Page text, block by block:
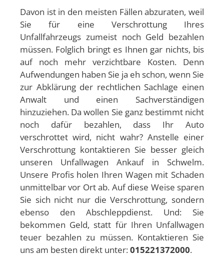
Davon ist in den meisten Fällen abzuraten, weil
Sie für eine Verschrottung Ihres
Unfallfahrzeugs zumeist noch Geld bezahlen
müssen. Folglich bringt es Ihnen gar nichts, bis
auf noch mehr verzichtbare Kosten. Denn
Aufwendungen haben Sie ja eh schon, wenn Sie
zur Abklärung der rechtlichen Sachlage einen
Anwalt und einen Sachverständigen
hinzuziehen. Da wollen Sie ganz bestimmt nicht
noch dafür bezahlen, dass Ihr Auto
verschrottet wird, nicht wahr? Anstelle einer
Verschrottung kontaktieren Sie besser gleich
unseren Unfallwagen Ankauf in Schwelm.
Unsere Profis holen Ihren Wagen mit Schaden
unmittelbar vor Ort ab. Auf diese Weise sparen
Sie sich nicht nur die Verschrottung, sondern
ebenso den Abschleppdienst. Und: Sie
bekommen Geld, statt für Ihren Unfallwagen
teuer bezahlen zu müssen. Kontaktieren Sie
uns am besten direkt unter:015221372000.